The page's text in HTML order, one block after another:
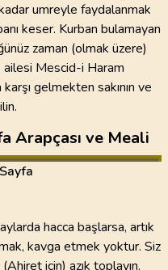
umreyle faydalanmak
keser. Kurban bulamayan
zaman (olmak üzere)
Mescid-i Haram
gelmekten sakının ve
Arapçası ve Meali
hacca başlarsa, artık
kavga etmek yoktur. Siz
için) azık toplayın.